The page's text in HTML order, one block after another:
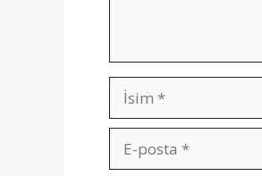
İsim
posta